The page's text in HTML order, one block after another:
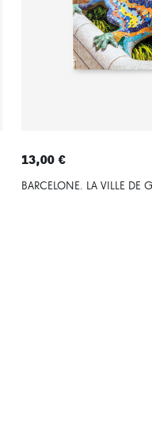
13,00 €
BARCELONE. LA VILLE DE